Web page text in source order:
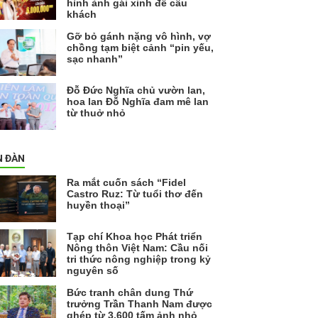
hình ảnh gái xinh để câu
khách
Gỡ bỏ gánh nặng vô hình, vợ
chồng tạm biệt cảnh “pin yếu,
sạc nhanh”
Đỗ Đức Nghĩa chủ vườn lan,
hoa lan Đỗ Nghĩa đam mê lan
từ thuở nhỏ
ĐÀN
Ra mắt cuốn sách “Fidel
Castro Ruz: Từ tuổi thơ đến
huyền thoại”
Tạp chí Khoa học Phát triển
Nông thôn Việt Nam: Cầu nối
tri thức nông nghiệp trong kỷ
nguyên số
Bức tranh chân dung Thứ
trưởng Trần Thanh Nam được
ghép từ 3.600 tấm ảnh nhỏ